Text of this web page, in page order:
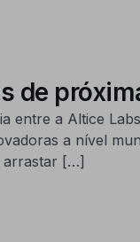
de
entre a Altice
a nível
arrastar […]